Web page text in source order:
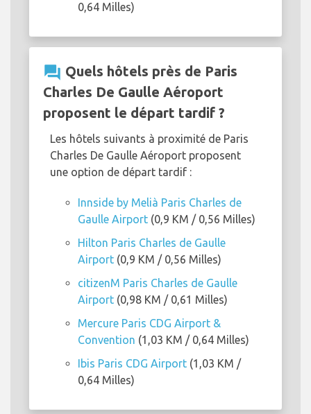
0,64 Milles)
question_answer Quels hôtels près de Paris
Charles De Gaulle Aéroport
proposent le départ tardif ?
Les hôtels suivants à proximité de Paris
Charles De Gaulle Aéroport proposent
une option de départ tardif :
Innside by Melià Paris Charles de
Gaulle Airport (0,9 KM / 0,56 Milles)
Hilton Paris Charles de Gaulle
Airport (0,9 KM / 0,56 Milles)
citizenM Paris Charles de Gaulle
Airport (0,98 KM / 0,61 Milles)
Mercure Paris CDG Airport &
Convention (1,03 KM / 0,64 Milles)
Ibis Paris CDG Airport (1,03 KM /
0,64 Milles)